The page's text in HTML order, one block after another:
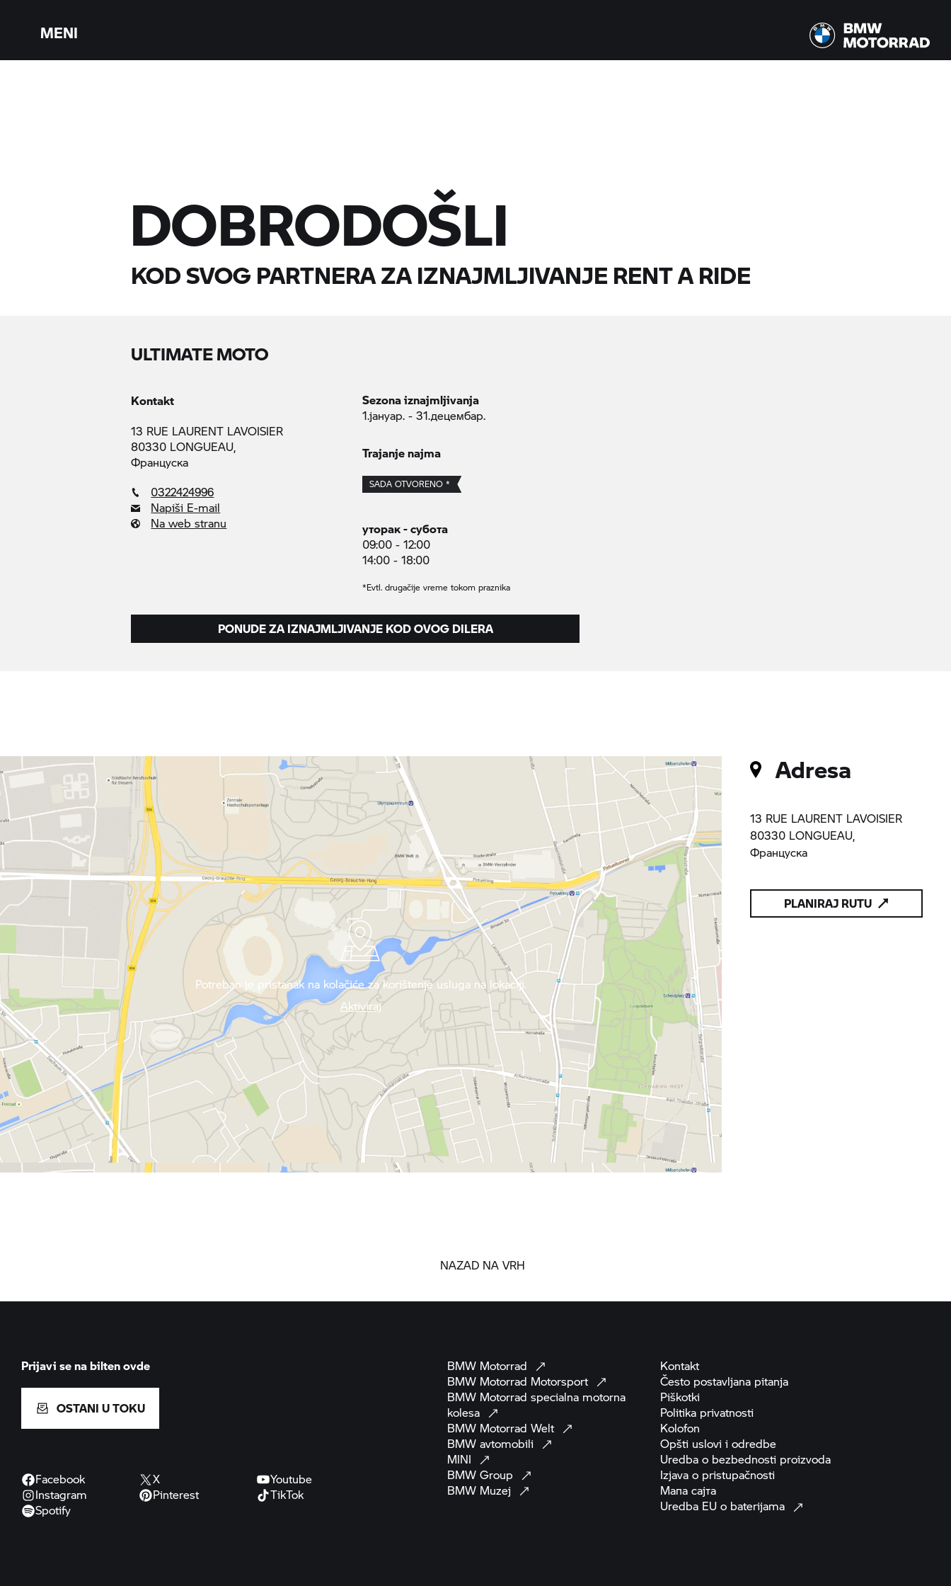
MENI
DOBRODOŠLI
KOD SVOG PARTNERA ZA IZNAJMLJIVANJE RENT A RIDE
ULTIMATE MOTO
Kontakt
13 RUE LAURENT LAVOISIER
80330 LONGUEAU,
Француска
0322424996
Napiši E-mail
Na web stranu
Sezona iznajmljivanja
1.јануар. - 31.децембар.
Trajanje najma
SADA OTVORENO *
уторак - субота
09:00 - 12:00
14:00 - 18:00
*Evtl. drugačije vreme tokom praznika
PONUDE ZA IZNAJMLJIVANJE KOD OVOG DILERA
Adresa
13 RUE LAURENT LAVOISIER
80330 LONGUEAU,
Француска
PLANIRAJ RUTU
Potreban je pristanak na kolačiće za korištenje usluga na lokaciji.
Aktiviraj
NAZAD NA VRH
Prijavi se na bilten ovde
OSTANI U TOKU
Facebook X
Youtube
Instagram
Pinterest
TikTok
Spotify
BMW Motorrad
BMW Motorrad Motorsport
BMW Motorrad specialna motorna
kolesa
BMW Motorrad Welt
BMW avtomobili
MINI
BMW Group
BMW Muzej
Kontakt
Često postavljana pitanja
Piškotki
Politika privatnosti
Kolofon
Opšti uslovi i odredbe
Uredba o bezbednosti proizvoda
Izjava o pristupačnosti
Мапа сајта
Uredba EU o baterijama